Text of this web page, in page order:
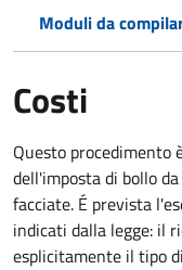
Moduli da
Costi
Questo procedimento
dell'imposta di bollo
facciate. É prevista
indicati dalla legge: il
esplicitamente il tipo